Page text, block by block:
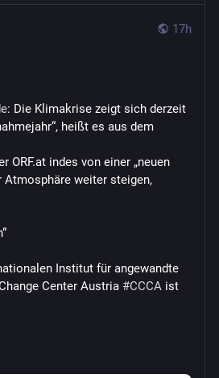
17h
: Die Klimakrise zeigt sich derzeit
ORF.at indes von einer „neuen
Atmosphäre weiter steigen,
Institut für angewandte
Center Austria #CCCA ist
Art von Sommer in Zukunft